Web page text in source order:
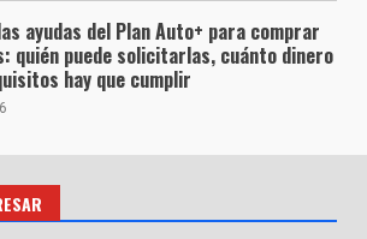
ayudas del Plan Auto+ para comprar
quién puede solicitarlas, cuánto dinero
hay que cumplir